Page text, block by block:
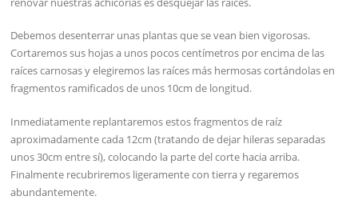
Debemos desenterrar unas plantas que se vean bien vigorosas.
Cortaremos sus hojas a unos pocos centímetros por encima de las
raíces carnosas y elegiremos las raíces más hermosas cortándolas en
fragmentos ramificados de unos 10cm de longitud.
Inmediatamente replantaremos estos fragmentos de raíz
aproximadamente cada 12cm (tratando de dejar hileras separadas
unos 30cm entre sí), colocando la parte del corte hacia arriba.
Finalmente recubriremos ligeramente con tierra y regaremos
abundantemente.